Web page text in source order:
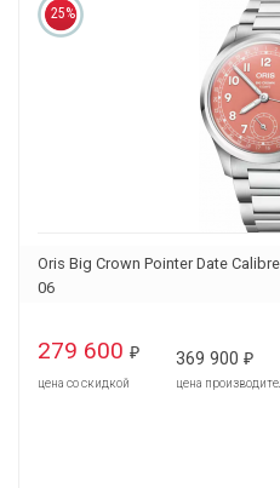
25%
Oris Big Crown Pointer Date
06
279 600 ₽
цена со скидкой
369 900 ₽
цена